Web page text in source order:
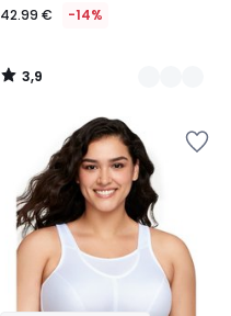
42.99 € -14%
3,9
/